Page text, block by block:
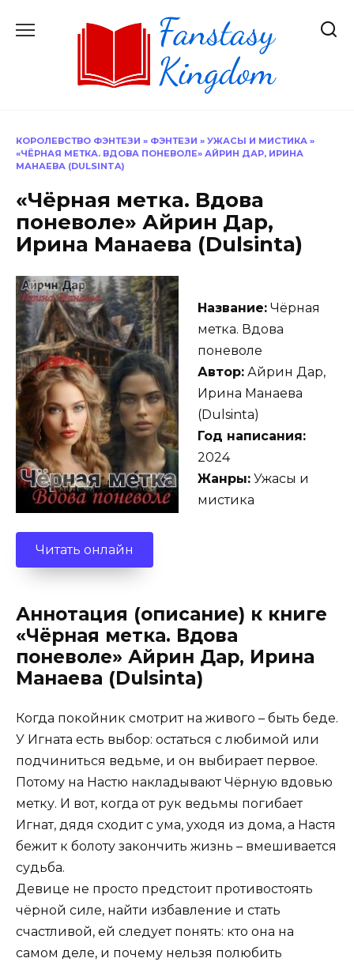
КОРОЛЕВСТВО ФЭНТЕЗИ » ФЭНТЕЗИ » УЖАСЫ И МИСТИКА »
«ЧЁРНАЯ МЕТКА. ВДОВА ПОНЕВОЛЕ» АЙРИН ДАР, ИРИНА
МАНАЕВА (DULSINTA)
«Чёрная метка. Вдова
поневоле» Айрин Дар,
Ирина Манаева (Dulsinta)
Название: Чёрная
метка. Вдова
поневоле
Автор: Айрин Дар,
Ирина Манаева
(Dulsinta)
Год написания:
2024
Жанры: Ужасы и
мистика
Читать онлайн
Аннотация (описание) к книге
«Чёрная метка. Вдова
поневоле» Айрин Дар, Ирина
Манаева (Dulsinta)
Когда покойник смотрит на живого – быть беде.
У Игната есть выбор: остаться с любимой или
подчиниться ведьме, и он выбирает первое.
Потому на Настю накладывают Чёрную вдовью
метку. И вот, когда от рук ведьмы погибает
Игнат, дядя сходит с ума, уходя из дома, а Настя
бежит к болоту закончить жизнь – вмешивается
судьба.
Девице не просто предстоит противостоять
чёрной силе, найти избавление и стать
счастливой, ей следует понять: кто она на
самом деле, и почему нельзя полюбить